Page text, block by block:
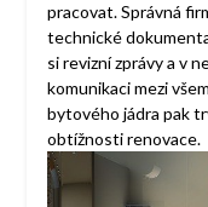
pracovat. Správná
technické
si revizní zprávy a v
komunikaci mezi
bytového jádra pak
obtížnosti renovace.